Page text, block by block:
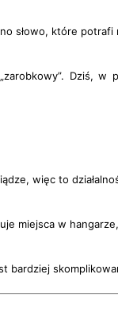
słowo, które potrafi
Dziś,
więc to
miejsca w